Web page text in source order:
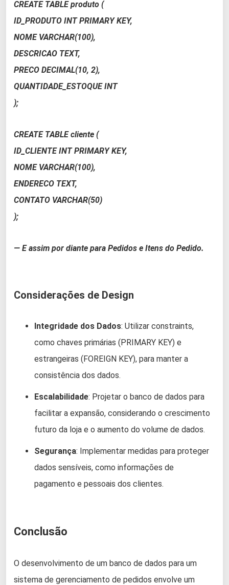
CREATE TABLE produto (
ID_PRODUTO INT PRIMARY KEY,
NOME VARCHAR(100),
DESCRICAO TEXT,
PRECO DECIMAL(10, 2),
QUANTIDADE_ESTOQUE INT
);
CREATE TABLE cliente (
ID_CLIENTE INT PRIMARY KEY,
NOME VARCHAR(100),
ENDERECO TEXT,
CONTATO VARCHAR(50)
);
— E assim por diante para Pedidos e Itens do Pedido.
Considerações de Design
Integridade dos Dados: Utilizar constraints,
como chaves primárias (PRIMARY KEY) e
estrangeiras (FOREIGN KEY), para manter a
consistência dos dados.
Escalabilidade: Projetar o banco de dados para
facilitar a expansão, considerando o crescimento
futuro da loja e o aumento do volume de dados.
Segurança: Implementar medidas para proteger
dados sensíveis, como informações de
pagamento e pessoais dos clientes.
Conclusão
O desenvolvimento de um banco de dados para um
sistema de gerenciamento de pedidos envolve um